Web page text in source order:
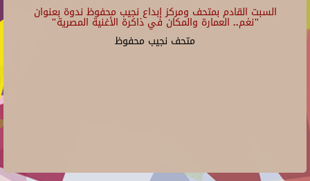
السبت القادم بمتحف ومركز إبداع نجيب محفوظ ندوة بعنوان
"نغم.. العمارة والمكان في ذاكرة الأغنية المصرية"
متحف نجيب محفوظ